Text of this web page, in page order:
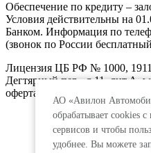
АО «Авилон
обрабатывает cookies
сервисов и чтобы
удобнее. Вы можете
Обеспечение по кредиту –
Условия действительны на
Банком. Информация по
(звонок по России
Лицензия ЦБ РФ № 1000,
Дегтярный пер., д.11, лит.А.
оферта.